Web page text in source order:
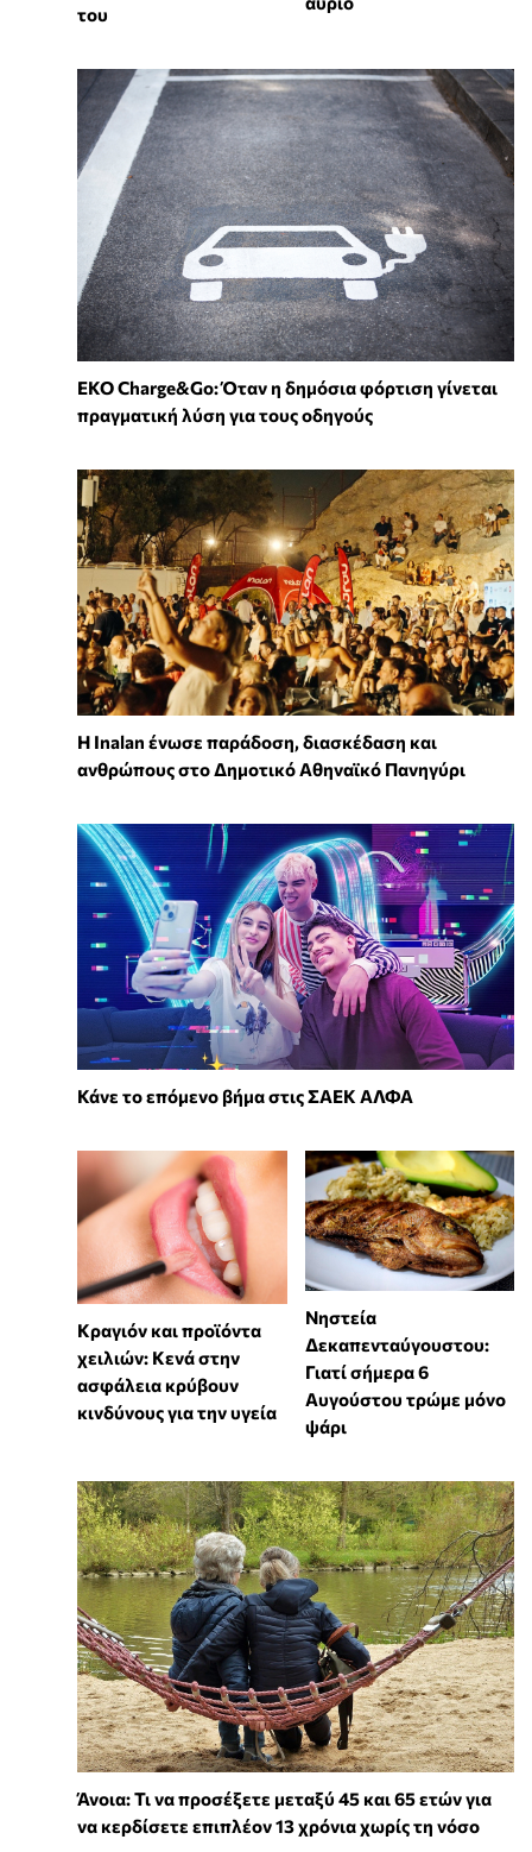
του
EKO Charge&Go: Όταν η δημόσια φόρτιση γίνεται
πραγματική λύση για τους οδηγούς
Η Inalan ένωσε παράδοση, διασκέδαση και
ανθρώπους στο Δημοτικό Αθηναϊκό Πανηγύρι
Κάνε το επόμενο βήμα στις ΣΑΕΚ ΑΛΦΑ
Κραγιόν και προϊόντα
χειλιών: Κενά στην
ασφάλεια κρύβουν
κινδύνους για την υγεία
Νηστεία
Δεκαπενταύγουστου:
Γιατί σήμερα 6
Αυγούστου τρώμε μόνο
ψάρι
Άνοια: Τι να προσέξετε μεταξύ 45 και 65 ετών για
να κερδίσετε επιπλέον 13 χρόνια χωρίς τη νόσο